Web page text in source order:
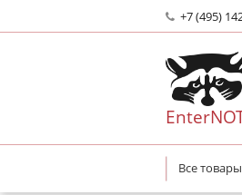
+7 (495)
Все товары